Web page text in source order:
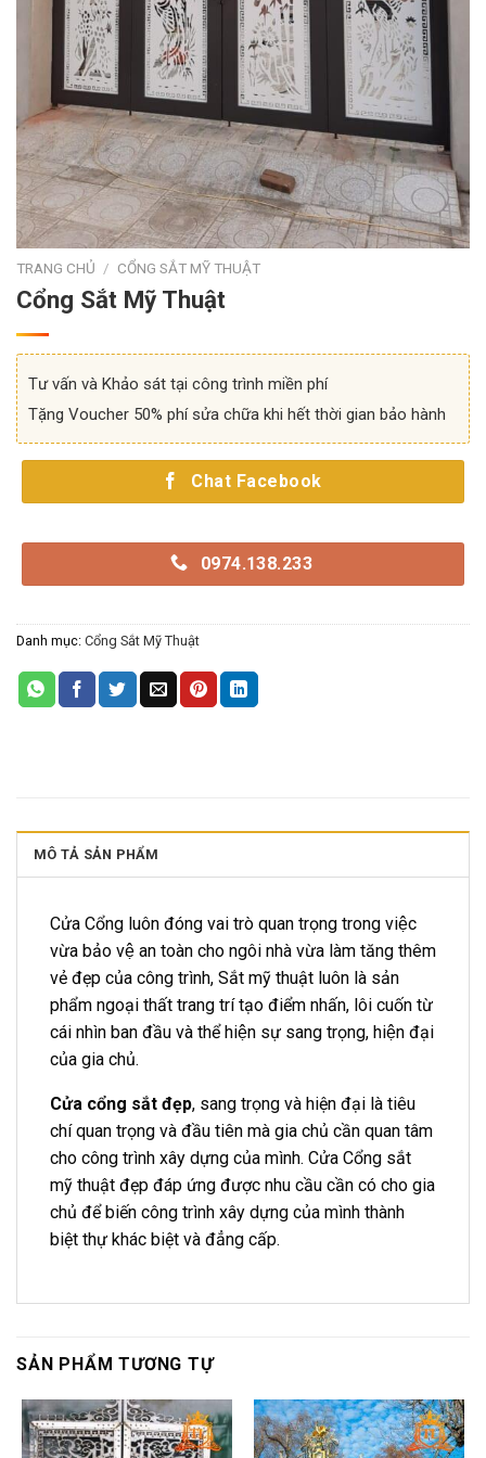
TRANG CHỦ / CỔNG SẮT MỸ THUẬT
Cổng Sắt Mỹ Thuật
Tư vấn và Khảo sát tại công trình miền phí
Tặng Voucher 50% phí sửa chữa khi hết thời gian bảo hành
Chat Facebook
0974.138.233
Danh mục: Cổng Sắt Mỹ Thuật
MÔ TẢ SẢN PHẨM
Cửa Cổng luôn đóng vai trò quan trọng trong việc
vừa bảo vệ an toàn cho ngôi nhà vừa làm tăng thêm
vẻ đẹp của công trình, Sắt mỹ thuật luôn là sản
phẩm ngoại thất trang trí tạo điểm nhấn, lôi cuốn từ
cái nhìn ban đầu và thể hiện sự sang trọng, hiện đại
của gia chủ.
Cửa cổng sắt đẹp, sang trọng và hiện đại là tiêu
chí quan trọng và đầu tiên mà gia chủ cần quan tâm
cho công trình xây dựng của mình. Cửa Cổng sắt
mỹ thuật đẹp đáp ứng được nhu cầu cần có cho gia
chủ để biến công trình xây dựng của mình thành
biệt thự khác biệt và đẳng cấp.
SẢN PHẨM TƯƠNG TỰ